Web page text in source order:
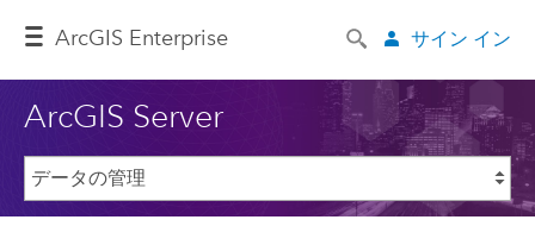
ArcGIS Enterprise サイン イン
ArcGIS Server